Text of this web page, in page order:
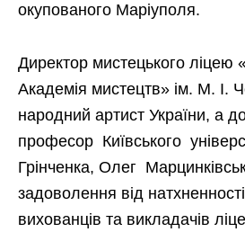
окупованого Маріуполя.
Директор мистецького ліцею
Академія мистецтв» ім. М. І.
народний артист України, а
професор Київського
Грінченка, Олег
задоволення від натхненності
вихованців та викладачів